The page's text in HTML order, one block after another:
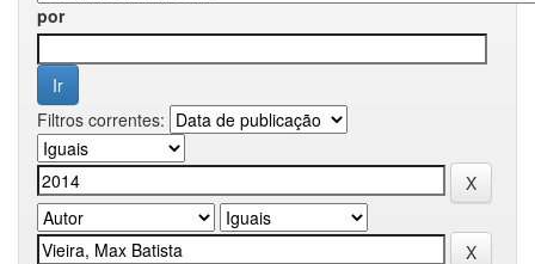
por
Filtros correntes: